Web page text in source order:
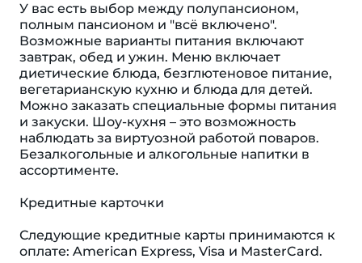
У вас есть выбор между полупансионом,
полным пансионом и "всё включено".
Возможные варианты питания включают
завтрак, обед и ужин. Меню включает
диетические блюда, безглютеновое питание,
вегетарианскую кухню и блюда для детей.
Можно заказать специальные формы питания
и закуски. Шоу-кухня – это возможность
наблюдать за виртуозной работой поваров.
Безалкогольные и алкогольные напитки в
ассортименте.
Кредитные карточки
Следующие кредитные карты принимаются к
оплате: American Express, Visa и MasterCard.